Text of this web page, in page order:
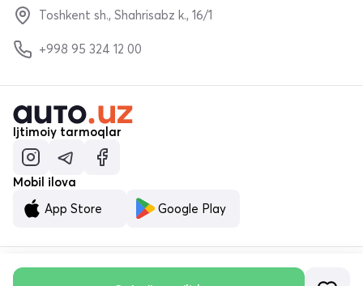
Toshkent sh., Shahrisabz k., 16/1
+998 95 324 12 00
Ijtimoiy tarmoqlar
Mobil ilova
App Store
Google Play